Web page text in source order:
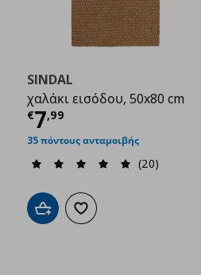
€ 8,99
SINDAL
χαλάκι εισόδου, 50x80 cm
€7,99
Τρέχουσα τιμή
35 πόντους ανταμοιβής
(20)
Προσθήκη στο καλάθι
Προσθήκη στα αγαπημένα